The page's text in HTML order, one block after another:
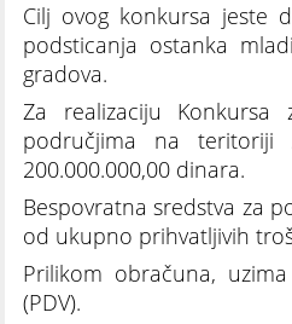
Cilj ovog konkursa jeste
podsticanja ostanka
gradova.
Za realizaciju
područjima na teritoriji
200.000.000,00 dinara.
Bespovratna sredstva za
od ukupno prihvatljivih
Prilikom obračuna,
(PDV).